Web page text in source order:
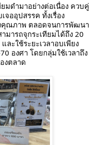
มดำมาอย่างต่อเนื่อง ควบคู่
จออุปสรรค ทั้งเรื่อง
คุณภาพ ตลอดจนการพัฒนา
มารถจุกระเทียมได้ถึง 20
ะใช้ระยะเวลาอบเพียง
องศา โดยกลุ่มใช้เวลาถึง
งตลาด